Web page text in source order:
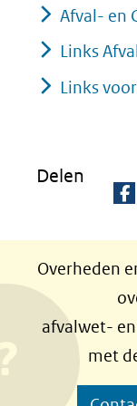
Afval- en
Links
Links
Delen
l
e
n
o
p
Overheden
afvalwet-
met